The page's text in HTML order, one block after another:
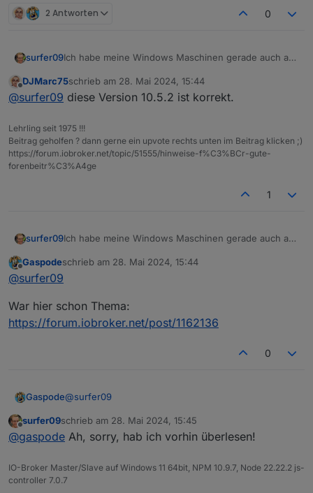
2 Antworten 0
surfer09Ich habe meine Windows Maschinen gerade auch auf
Was mir aufgefallen ist (siehe Pfeil). Ansonsten
scheint alles zu laufen.
Offline
DJMarc75schrieb am 28. Mai 2024, 15:44
zuletzt editiert von
@surfer09 diese Version 10.5.2 ist korrekt.
Lehrling seit 1975 !!!
Beitrag geholfen ? dann gerne ein upvote rechts unten im Beitrag klicken ;)
https://forum.iobroker.net/topic/51555/hinweise-f%C3%BCr-gute-
forenbeitr%C3%A4ge
1
surfer09Ich habe meine Windows Maschinen gerade auch auf
Was mir aufgefallen ist (siehe Pfeil). Ansonsten
Offline
Gaspodeschrieb am 28. Mai 2024, 15:44
zuletzt editiert von
@surfer09
War hier schon Thema:
https://forum.iobroker.net/post/1162136
0
Gaspode@surfer09
War hier schon Thema:
https://forum.iobroker.net/post/1162136
surfer09schrieb am 28. Mai 2024, 15:45
zuletzt editiert von
@gaspode Ah, sorry, hab ich vorhin überlesen!
IO-Broker Master/Slave auf Windows 11 64bit, NPM 10.9.7, Node 22.22.2 js-
controller 7.0.7